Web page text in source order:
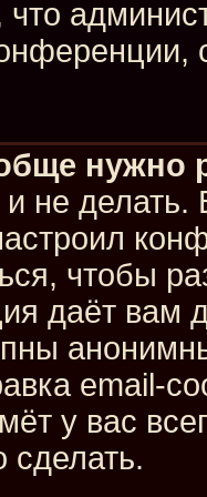
нужно
не делать.
чтобы
даёт вам
email-
у вас
сделать.